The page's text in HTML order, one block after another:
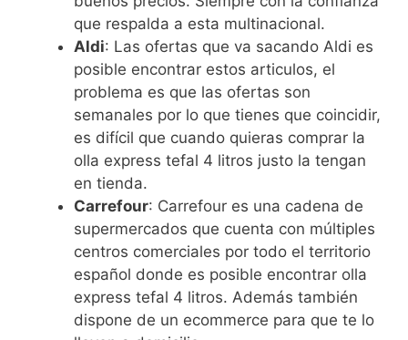
que respalda a esta multinacional.
Aldi: Las ofertas que va sacando Aldi es
posible encontrar estos articulos, el
problema es que las ofertas son
semanales por lo que tienes que coincidir,
es difícil que cuando quieras comprar la
olla express tefal 4 litros justo la tengan
en tienda.
Carrefour: Carrefour es una cadena de
supermercados que cuenta con múltiples
centros comerciales por todo el territorio
español donde es posible encontrar olla
express tefal 4 litros. Además también
dispone de un ecommerce para que te lo